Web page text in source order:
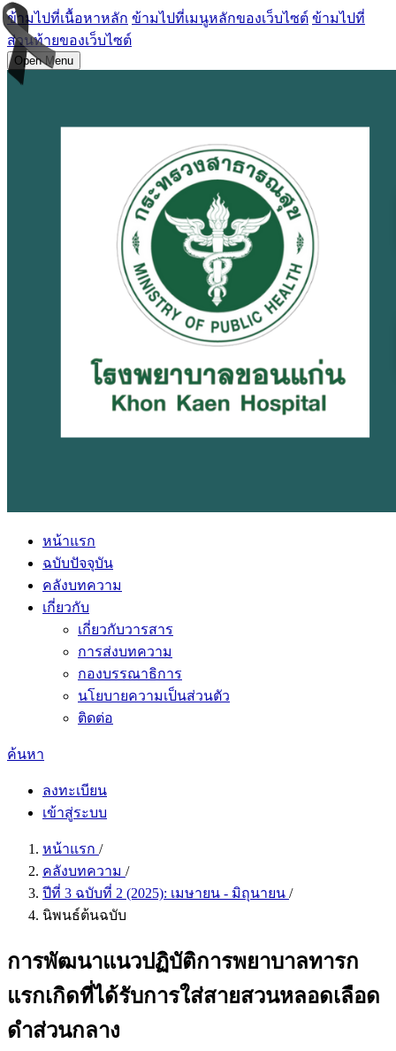
ข้ามไปที่เนื้อหาหลัก ข้ามไปที่เมนูหลักของเว็บไซต์ ข้ามไปที่
ส่วนท้ายของเว็บไซต์
Open Menu
หน้าแรก
ฉบับปัจจุบัน
คลังบทความ
เกี่ยวกับ
เกี่ยวกับวารสาร
การส่งบทความ
กองบรรณาธิการ
นโยบายความเป็นส่วนตัว
ติดต่อ
ค้นหา
ลงทะเบียน
เข้าสู่ระบบ
หน้าแรก /
คลังบทความ /
ปีที่ 3 ฉบับที่ 2 (2025): เมษายน - มิถุนายน /
นิพนธ์ต้นฉบับ
การพัฒนาแนวปฏิบัติการพยาบาลทารก
แรกเกิดที่ได้รับการใส่สายสวนหลอดเลือด
ดำส่วนกลาง